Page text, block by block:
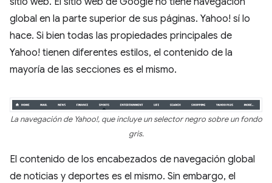
global en la parte superior de sus páginas. Yahoo! sí lo
hace. Si bien todas las propiedades principales de
Yahoo! tienen diferentes estilos, el contenido de la
mayoría de las secciones es el mismo.
La navegación de Yahoo!, que incluye un selector negro sobre un fondo
gris.
El contenido de los encabezados de navegación global
de noticias y deportes es el mismo. Sin embargo, el